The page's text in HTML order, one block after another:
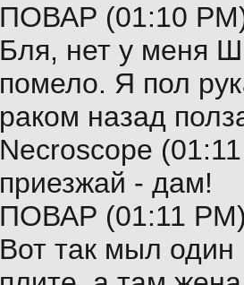
ПОВАР (01:10
Бля, нет у меня
помело. Я пол
раком назад
Necroscope
приезжай - дам!
ПОВАР (01:11
Вот так мыл один